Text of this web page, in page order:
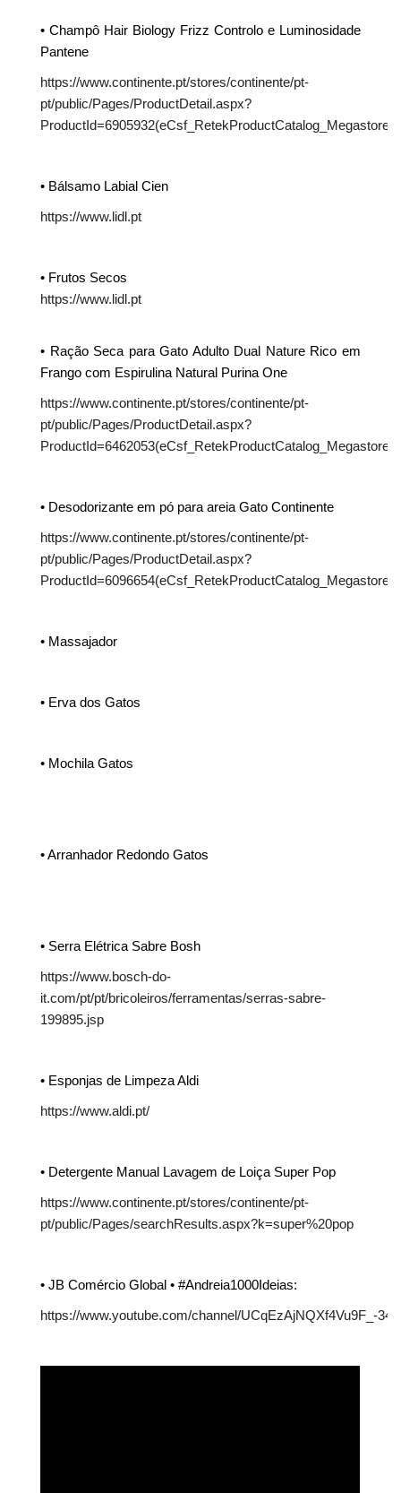
• Champô Hair Biology Frizz Controlo e Luminosidade
Pantene
https://www.continente.pt/stores/continente/pt-
pt/public/Pages/ProductDetail.aspx?
• Bálsamo Labial Cien
https://www.lidl.pt
• Frutos Secos
https://www.lidl.pt
• Ração Seca para Gato Adulto Dual Nature Rico em
Frango com Espirulina Natural Purina One
https://www.continente.pt/stores/continente/pt-
pt/public/Pages/ProductDetail.aspx?
• Desodorizante em pó para areia Gato Continente
https://www.continente.pt/stores/continente/pt-
pt/public/Pages/ProductDetail.aspx?
• Massajador
• Erva dos Gatos
• Mochila Gatos
• Arranhador Redondo Gatos
• Serra Elétrica Sabre Bosh
https://www.bosch-do-
it.com/pt/pt/bricoleiros/ferramentas/serras-sabre-
199895.jsp
• Esponjas de Limpeza Aldi
https://www.aldi.pt/
• Detergente Manual Lavagem de Loiça Super Pop
https://www.continente.pt/stores/continente/pt-
pt/public/Pages/searchResults.aspx?k=super%20pop
• JB Comércio Global • #Andreia1000Ideias:
https://www.youtube.com/channel/UCqEzAjNQXf4Vu9F_-